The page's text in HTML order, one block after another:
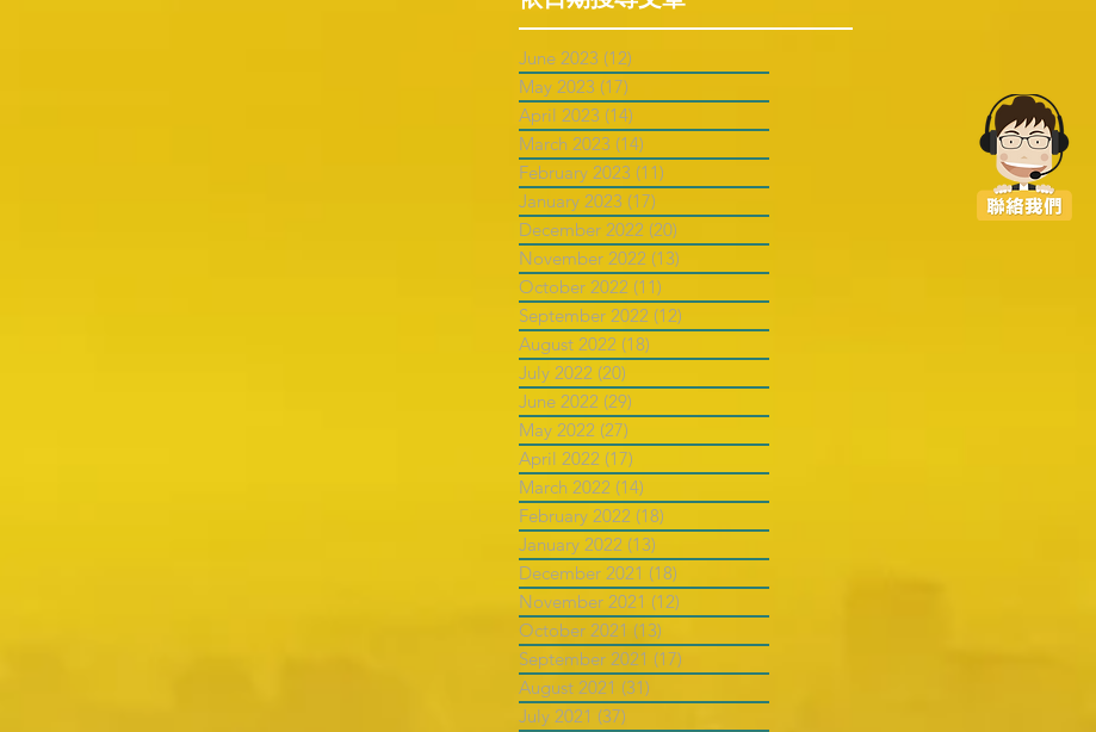
June 2023 (12)
May 2023 (17)
April 2023 (14)
March 2023 (14)
February 2023 (11)
January 2023 (17)
December 2022 (20)
November 2022 (13)
October 2022 (11)
September 2022 (12)
August 2022 (18)
July 2022 (20)
June 2022 (29)
May 2022 (27)
April 2022 (17)
March 2022 (14)
February 2022 (18)
January 2022 (13)
December 2021 (18)
November 2021 (12)
October 2021 (13)
September 2021 (17)
August 2021 (31)
July 2021 (37)